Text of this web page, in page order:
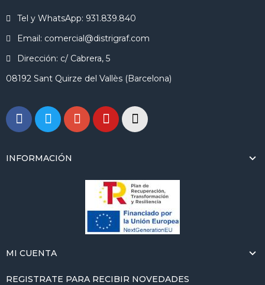
Tel y WhatsApp: 931.839.840
Email: comercial@distrigraf.com
Dirección: c/ Cabrera, 5
08192 Sant Quirze del Vallès (Barcelona)
INFORMACIÓN
MI CUENTA
REGISTRATE PARA RECIBIR NOVEDADES